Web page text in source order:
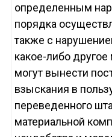
определенным
порядка
также с
какое-либо
могут вынести
взыскания в
переведенного
материальной